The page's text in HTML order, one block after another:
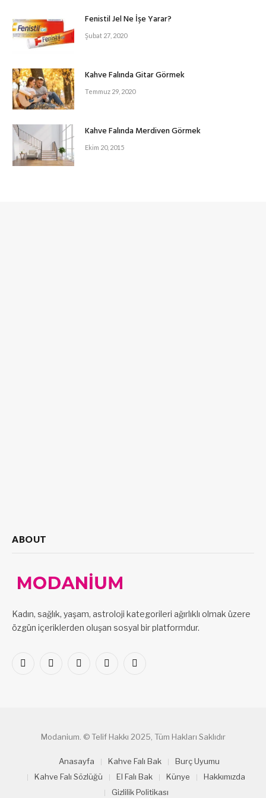
Fenistil Jel Ne İşe Yarar?
Şubat 27, 2020
Kahve Falında Gitar Görmek
Temmuz 29, 2020
Kahve Falında Merdiven Görmek
Ekim 20, 2015
ABOUT
Kadın, sağlık, yaşam, astroloji kategorileri ağırlıklı olmak üzere
özgün içeriklerden oluşan sosyal bir platformdur.
Facebook
X
PinterestLinkedInVKontakte
Modanium. © Telif Hakkı 2025, Tüm Hakları Saklıdır
Anasayfa Kahve Falı Bak
Burç Uyumu
Kahve Falı Sözlüğü
El Falı Bak Künye
Hakkımızda
Gizlilik Politikası